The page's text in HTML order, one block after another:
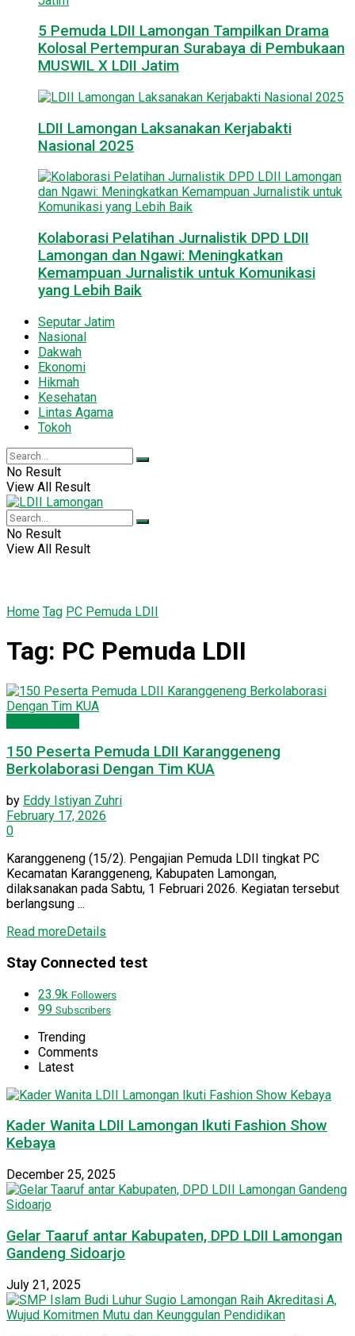
5 Pemuda LDII Lamongan Tampilkan Drama
Kolosal Pertempuran Surabaya di Pembukaan
MUSWIL X LDII Jatim
LDII Lamongan Laksanakan Kerjabakti
Nasional 2025
Kolaborasi Pelatihan Jurnalistik DPD LDII
Lamongan dan Ngawi: Meningkatkan
Kemampuan Jurnalistik untuk Komunikasi
yang Lebih Baik
Seputar Jatim
Nasional
Dakwah
Ekonomi
Hikmah
Kesehatan
Lintas Agama
Tokoh
No Result
View All Result
No Result
View All Result
Home Tag PC Pemuda LDII
Tag: PC Pemuda LDII
150 Peserta Pemuda LDII Karanggeneng
Berkolaborasi Dengan Tim KUA
by Eddy Istiyan Zuhri
February 17, 2026
0
Karanggeneng (15/2). Pengajian Pemuda LDII tingkat PC
Kecamatan Karanggeneng, Kabupaten Lamongan,
dilaksanakan pada Sabtu, 1 Februari 2026. Kegiatan tersebut
berlangsung ...
Read moreDetails
Stay Connected test
23.9k Followers
99 Subscribers
Trending
Comments
Latest
Kader Wanita LDII Lamongan Ikuti Fashion Show
Kebaya
December 25, 2025
Gelar Taaruf antar Kabupaten, DPD LDII Lamongan
Gandeng Sidoarjo
July 21, 2025